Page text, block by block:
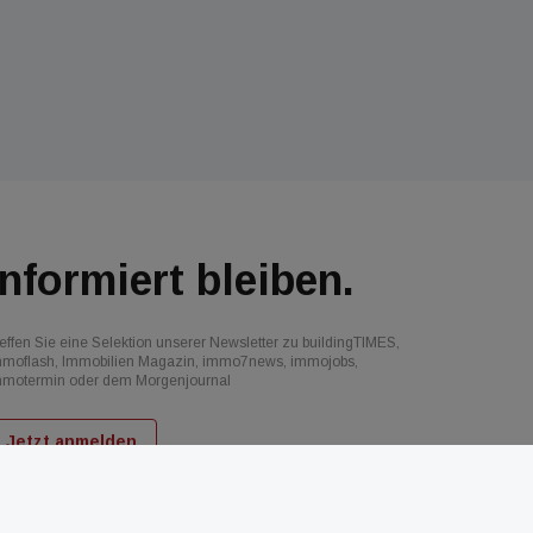
bleiben.
Sie eine Selektion unserer Newsletter zu buildingTIMES,
Immobilien Magazin, immo7news, immojobs,
oder dem Morgenjournal
Jetzt anmelden